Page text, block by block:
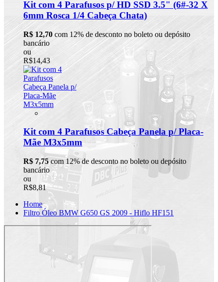
Kit com 4 Parafusos p/ HD SSD 3.5" (6#-32 X
6mm Rosca 1/4 Cabeça Chata)
R$ 12,70 com 12% de desconto no boleto ou depósito
bancário
ou
R$14,43
Kit com 4 Parafusos Cabeça Panela p/ Placa-
Mãe M3x5mm
R$ 7,75com 12% de desconto no boleto ou depósito
bancário
ou
R$8,81
Home
Filtro Óleo BMW G650 GS 2009 - Hiflo HF151